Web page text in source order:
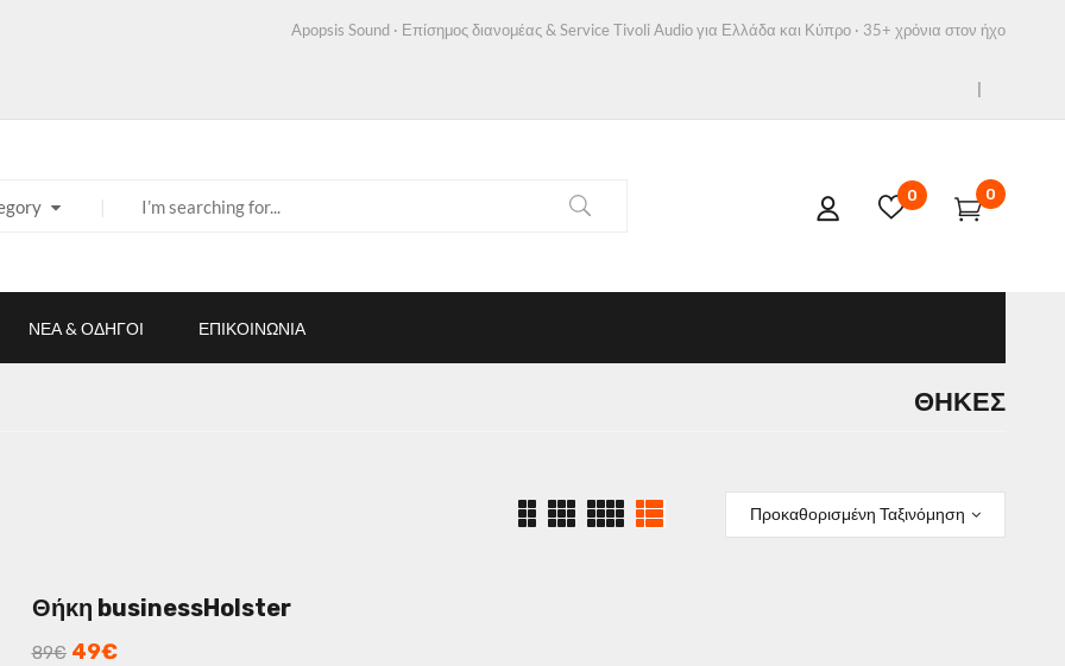
Apopsis Sound · Επίσημος διανομέας & Service Tivoli Audio για Ελλάδα και Κύπρο · 35+ χρόνια στον ήχο
0 0
ΝΕΑ & ΟΔΗΓΟΙ ΕΠΙΚΟΙΝΩΝΙΑ
ΘΉΚΕΣ
Προκαθορισμένη Ταξινόμηση
Θήκη businessHolster
89€ 49€